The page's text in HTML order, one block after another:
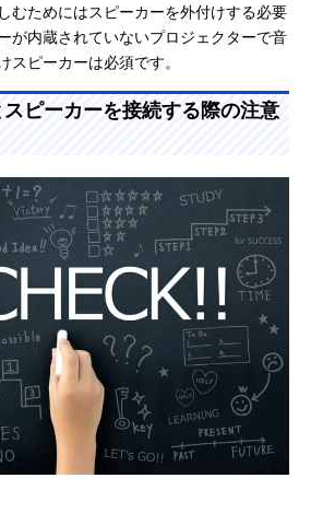
むためにはスピーカーを外付けする必要
が内蔵されていないプロジェクターで音
スピーカーは必須です。
ピーカーを接続する際の注意